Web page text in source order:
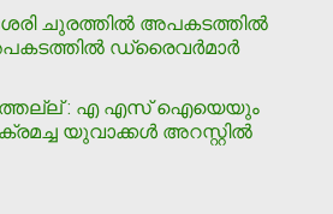
ചുരത്തില്‍ അപകടത്തില്‍
ഡ്രൈവര്‍മാര്‍
: എ എസ് ഐയെയും
യുവാക്കള്‍ അറസ്റ്റില്‍